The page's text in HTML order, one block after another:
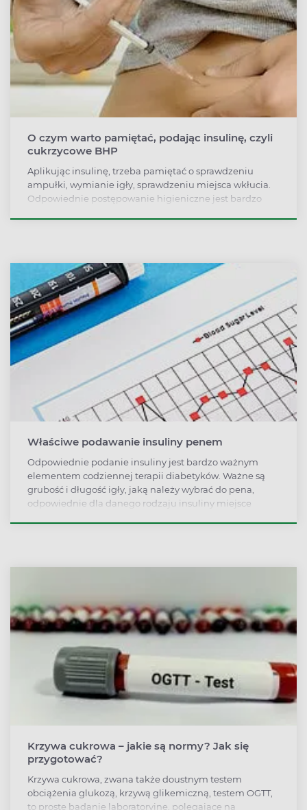
O czym warto pamiętać, podając insulinę, czyli
cukrzycowe BHP
Aplikując insulinę, trzeba pamiętać o sprawdzeniu
ampułki, wymianie igły, sprawdzeniu miejsca wkłucia.
Odpowiednie postępowanie higieniczne jest bardzo
Właściwe podawanie insuliny penem
Odpowiednie podanie insuliny jest bardzo ważnym
elementem codziennej terapii diabetyków. Ważne są
grubość i długość igły, jaką należy wybrać do pena,
odpowiednie dla danego rodzaju insuliny miejsce
Krzywa cukrowa – jakie są normy? Jak się
przygotować?
Krzywa cukrowa, zwana także doustnym testem
obciążenia glukozą, krzywą glikemiczną, testem OGTT,
to proste badanie laboratoryjne, polegające na